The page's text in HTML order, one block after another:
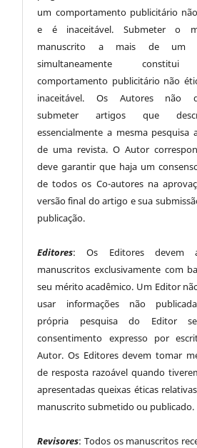
um comportamento publicitário
e é inaceitável. Submeter o
manuscrito a mais de um
simultaneamente
comportamento publicitário não
inaceitável. Os Autores não
submeter artigos que
essencialmente a mesma pesquisa
de uma revista. O Autor
deve garantir que haja um
de todos os Co-autores na
versão final do artigo e sua
publicação.
Editores: Os Editores devem
manuscritos exclusivamente com
seu mérito acadêmico. Um Editor
usar informações não
própria pesquisa do Editor
consentimento expresso por
Autor. Os Editores devem tomar
de resposta razoável quando
apresentadas queixas éticas
manuscrito submetido ou publicado.
Revisores: Todos os manuscritos